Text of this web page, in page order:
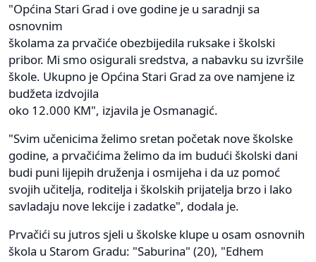
"Općina Stari Grad i ove godine je u saradnji sa
osnovnim
školama za prvačiće obezbijedila ruksake i školski
pribor. Mi smo osigurali sredstva, a nabavku su izvršile
škole. Ukupno je Općina Stari Grad za ove namjene iz
budžeta izdvojila
oko 12.000 KM", izjavila je Osmanagić.
"Svim učenicima želimo sretan početak nove školske
godine, a prvačićima želimo da im budući školski dani
budi puni lijepih druženja i osmijeha i da uz pomoć
svojih učitelja, roditelja i školskih prijatelja brzo i lako
savladaju nove lekcije i zadatke", dodala je.
Prvačići su jutros sjeli u školske klupe u osam osnovnih
škola u Starom Gradu: "Saburina" (20), "Edhem